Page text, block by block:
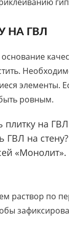
НА ГВЛ
элементы.
ровным.
на
на
«Монолит».
раствор по